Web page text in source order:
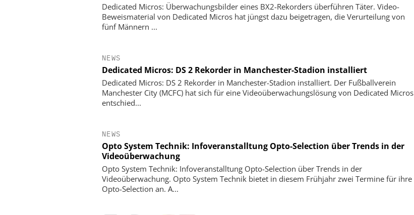
Dedicated Micros: Überwachungsbilder eines BX2-Rekorders überführen Täter. Video-
Beweismaterial von Dedicated Micros hat jüngst dazu beigetragen, die Verurteilung von
fünf Männern ...
NEWS
Dedicated Micros: DS 2 Rekorder in Manchester-Stadion installiert
Dedicated Micros: DS 2 Rekorder in Manchester-Stadion installiert. Der Fußballverein
Manchester City (MCFC) hat sich für eine Videoüberwachungslösung von Dedicated Micros
entschied...
NEWS
Opto System Technik: Infoveranstalltung Opto-Selection über Trends in der
Videoüberwachung
Opto System Technik: Infoveranstalltung Opto-Selection über Trends in der
Videoüberwachung. Opto System Technik bietet in diesem Frühjahr zwei Termine für ihre
Opto-Selection an. A...